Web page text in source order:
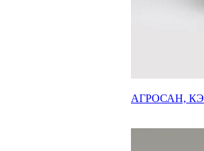
АГРОСАН, КЭ